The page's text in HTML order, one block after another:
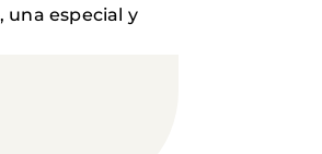
una especial y